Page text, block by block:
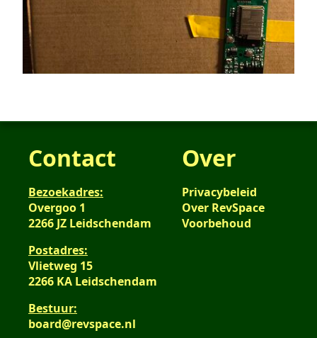
Contact
Bezoekadres:
Overgoo 1
2266 JZ Leidschendam
Postadres:
Vlietweg 15
2266 KA Leidschendam
Bestuur:
board@revspace.nl
Over
Privacybeleid
Over RevSpace
Voorbehoud